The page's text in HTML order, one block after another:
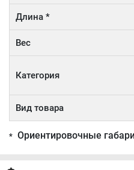
Длина *
Вес
Категория
Вид товара
* Ориентировочные